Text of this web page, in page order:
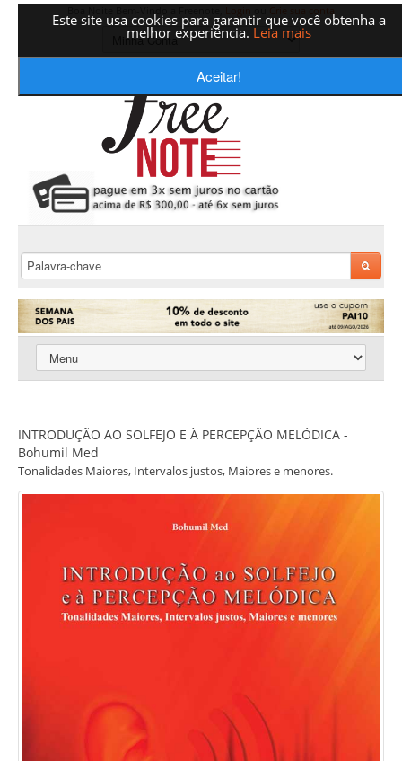
Este site usa cookies para garantir que você obtenha a
melhor experiência. Leia mais
Aceitar!
INTRODUÇÃO AO SOLFEJO E À PERCEPÇÃO MELÓDICA -
Bohumil Med
Tonalidades Maiores, Intervalos justos, Maiores e menores.